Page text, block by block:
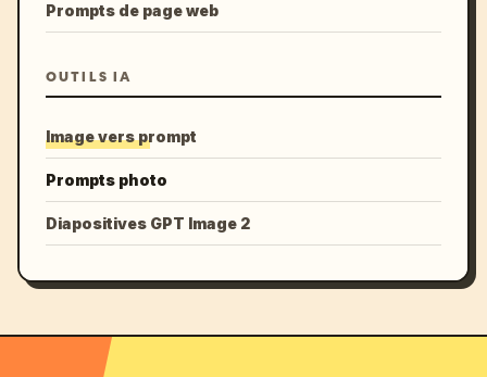
Prompts de page web
OUTILS IA
Image vers prompt
Prompts photo
Diapositives GPT Image 2